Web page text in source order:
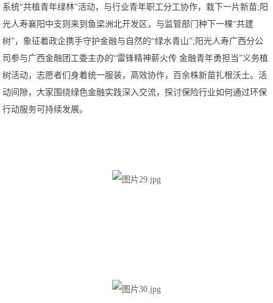
系统“共植青年绿林”活动，与行业青年职工分工协作，栽下一片新苗;阳
光人寿襄阳中支则来到鱼梁洲北开发区，与监管部门种下一棵“共建
树”，象征着政企携手守护金融与自然的“绿水青山”;阳光人寿广西分公
司参与广西金融团工委主办的“雷锋精神薪火传 金融青年勇担当”义务植
树活动，志愿者们身着统一服装，高效协作，百余株新苗扎根沃土。活
动间隙，大家围绕绿色金融实践深入交流，探讨保险行业如何通过环保
行动服务可持续发展。